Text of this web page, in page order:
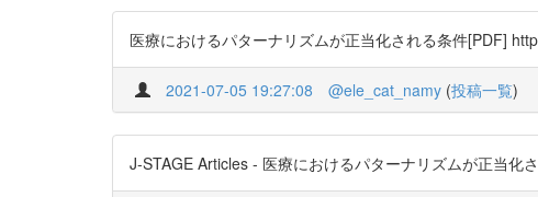
医療におけるパターナリズムが正当化される条件[PDF]
2021-07-05 19:27:08 @ele_cat_namy (投稿一覧)
J-STAGE Articles - 医療におけるパターナリズムが正当化